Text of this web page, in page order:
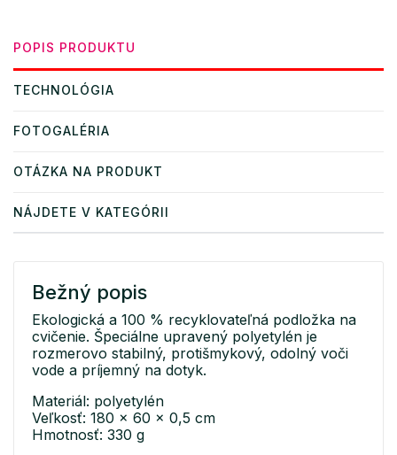
POPIS PRODUKTU
TECHNOLÓGIA
FOTOGALÉRIA
OTÁZKA NA PRODUKT
NÁJDETE V KATEGÓRII
Bežný popis
Ekologická a 100 % recyklovateľná podložka na
cvičenie. Špeciálne upravený polyetylén je
rozmerovo stabilný, protišmykový, odolný voči
vode a príjemný na dotyk.
Materiál: polyetylén
Veľkosť: 180 x 60 x 0,5 cm
Hmotnosť: 330 g